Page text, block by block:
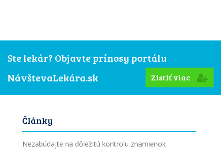
Ste lekár? Objavte prínosy portálu
NávštevaLekára.sk
Zistiť viac
Články
Nezabúdajte na dôležitú kontrolu znamienok